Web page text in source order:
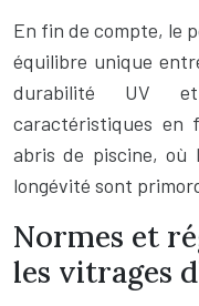
En fin de compte, le
équilibre unique
durabilité UV
caractéristiques en
abris de piscine, où
longévité sont
Normes et
les vitrages